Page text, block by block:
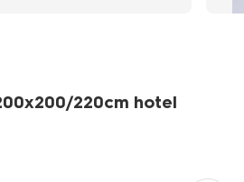
220cm hotel